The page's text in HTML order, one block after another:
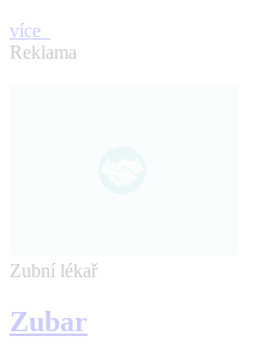
více
Reklama
Zubní lékař
Zubar